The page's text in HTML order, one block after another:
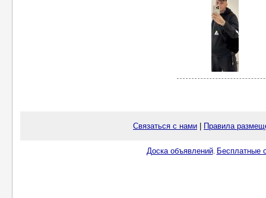
Связаться с нами Правила
Доска объявлений. Бесплатные